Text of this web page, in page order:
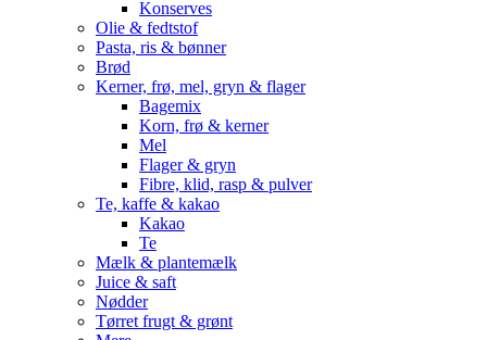
Konserves
Olie & fedtstof
Pasta, ris & bønner
Brød
Kerner, frø, mel, gryn & flager
Bagemix
Korn, frø & kerner
Mel
Flager & gryn
Fibre, klid, rasp & pulver
Te, kaffe & kakao
Kakao
Te
Mælk & plantemælk
Juice & saft
Nødder
Tørret frugt & grønt